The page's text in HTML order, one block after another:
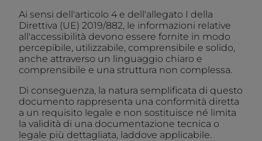
Ai sensi dell'articolo 4 e dell'allegato I della
Direttiva (UE) 2019/882, le informazioni relative
all'accessibilità devono essere fornite in modo
percepibile, utilizzabile, comprensibile e solido,
anche attraverso un linguaggio chiaro e
comprensibile e una struttura non complessa.
Di conseguenza, la natura semplificata di questo
documento rappresenta una conformità diretta
a un requisito legale e non sostituisce né limita
la validità di una documentazione tecnica o
legale più dettagliata, laddove applicabile.